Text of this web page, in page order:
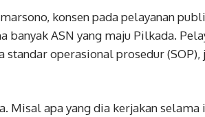
konsen pada pelayanan
banyak ASN yang maju Pilkada.
operasional prosedur (SOP),
Misal apa yang dia kerjakan